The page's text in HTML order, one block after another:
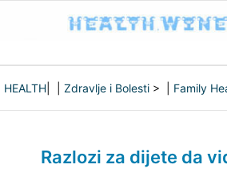
HEALTH Zdravlje i Bolesti > | Family
Razlozi za dijete da